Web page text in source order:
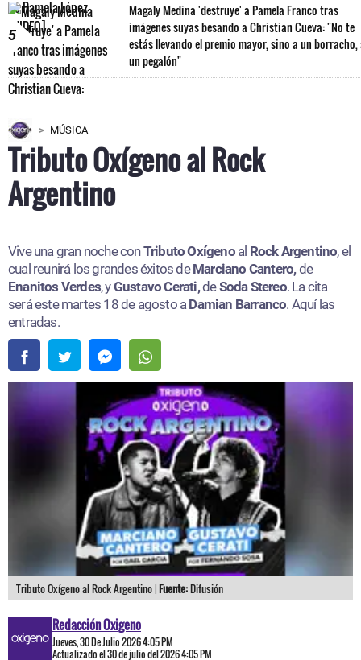
5
Magaly Medina 'destruye' a Pamela Franco tras
imágenes suyas besando a Christian Cueva: "No te
estás llevando el premio mayor, sino a un borracho,
un pegalón"
MÚSICA
Tributo Oxígeno al Rock
Argentino
Vive una gran noche conTributo Oxígenoal Rock Argentino, el
cual reunirá los grandes éxitos deMarciano Cantero,de
Enanitos Verdes, yGustavo Cerati,deSoda Stereo. La cita
será este martes 18 de agosto a Damian Barranco. Aquí las
entradas.​
Tributo Oxígeno al Rock Argentino |Fuente:Difusión
Redacción Oxigeno
Jueves, 30 De Julio 2026 4:05 PM
Actualizado el 30 de julio del 2026 4:05 PM